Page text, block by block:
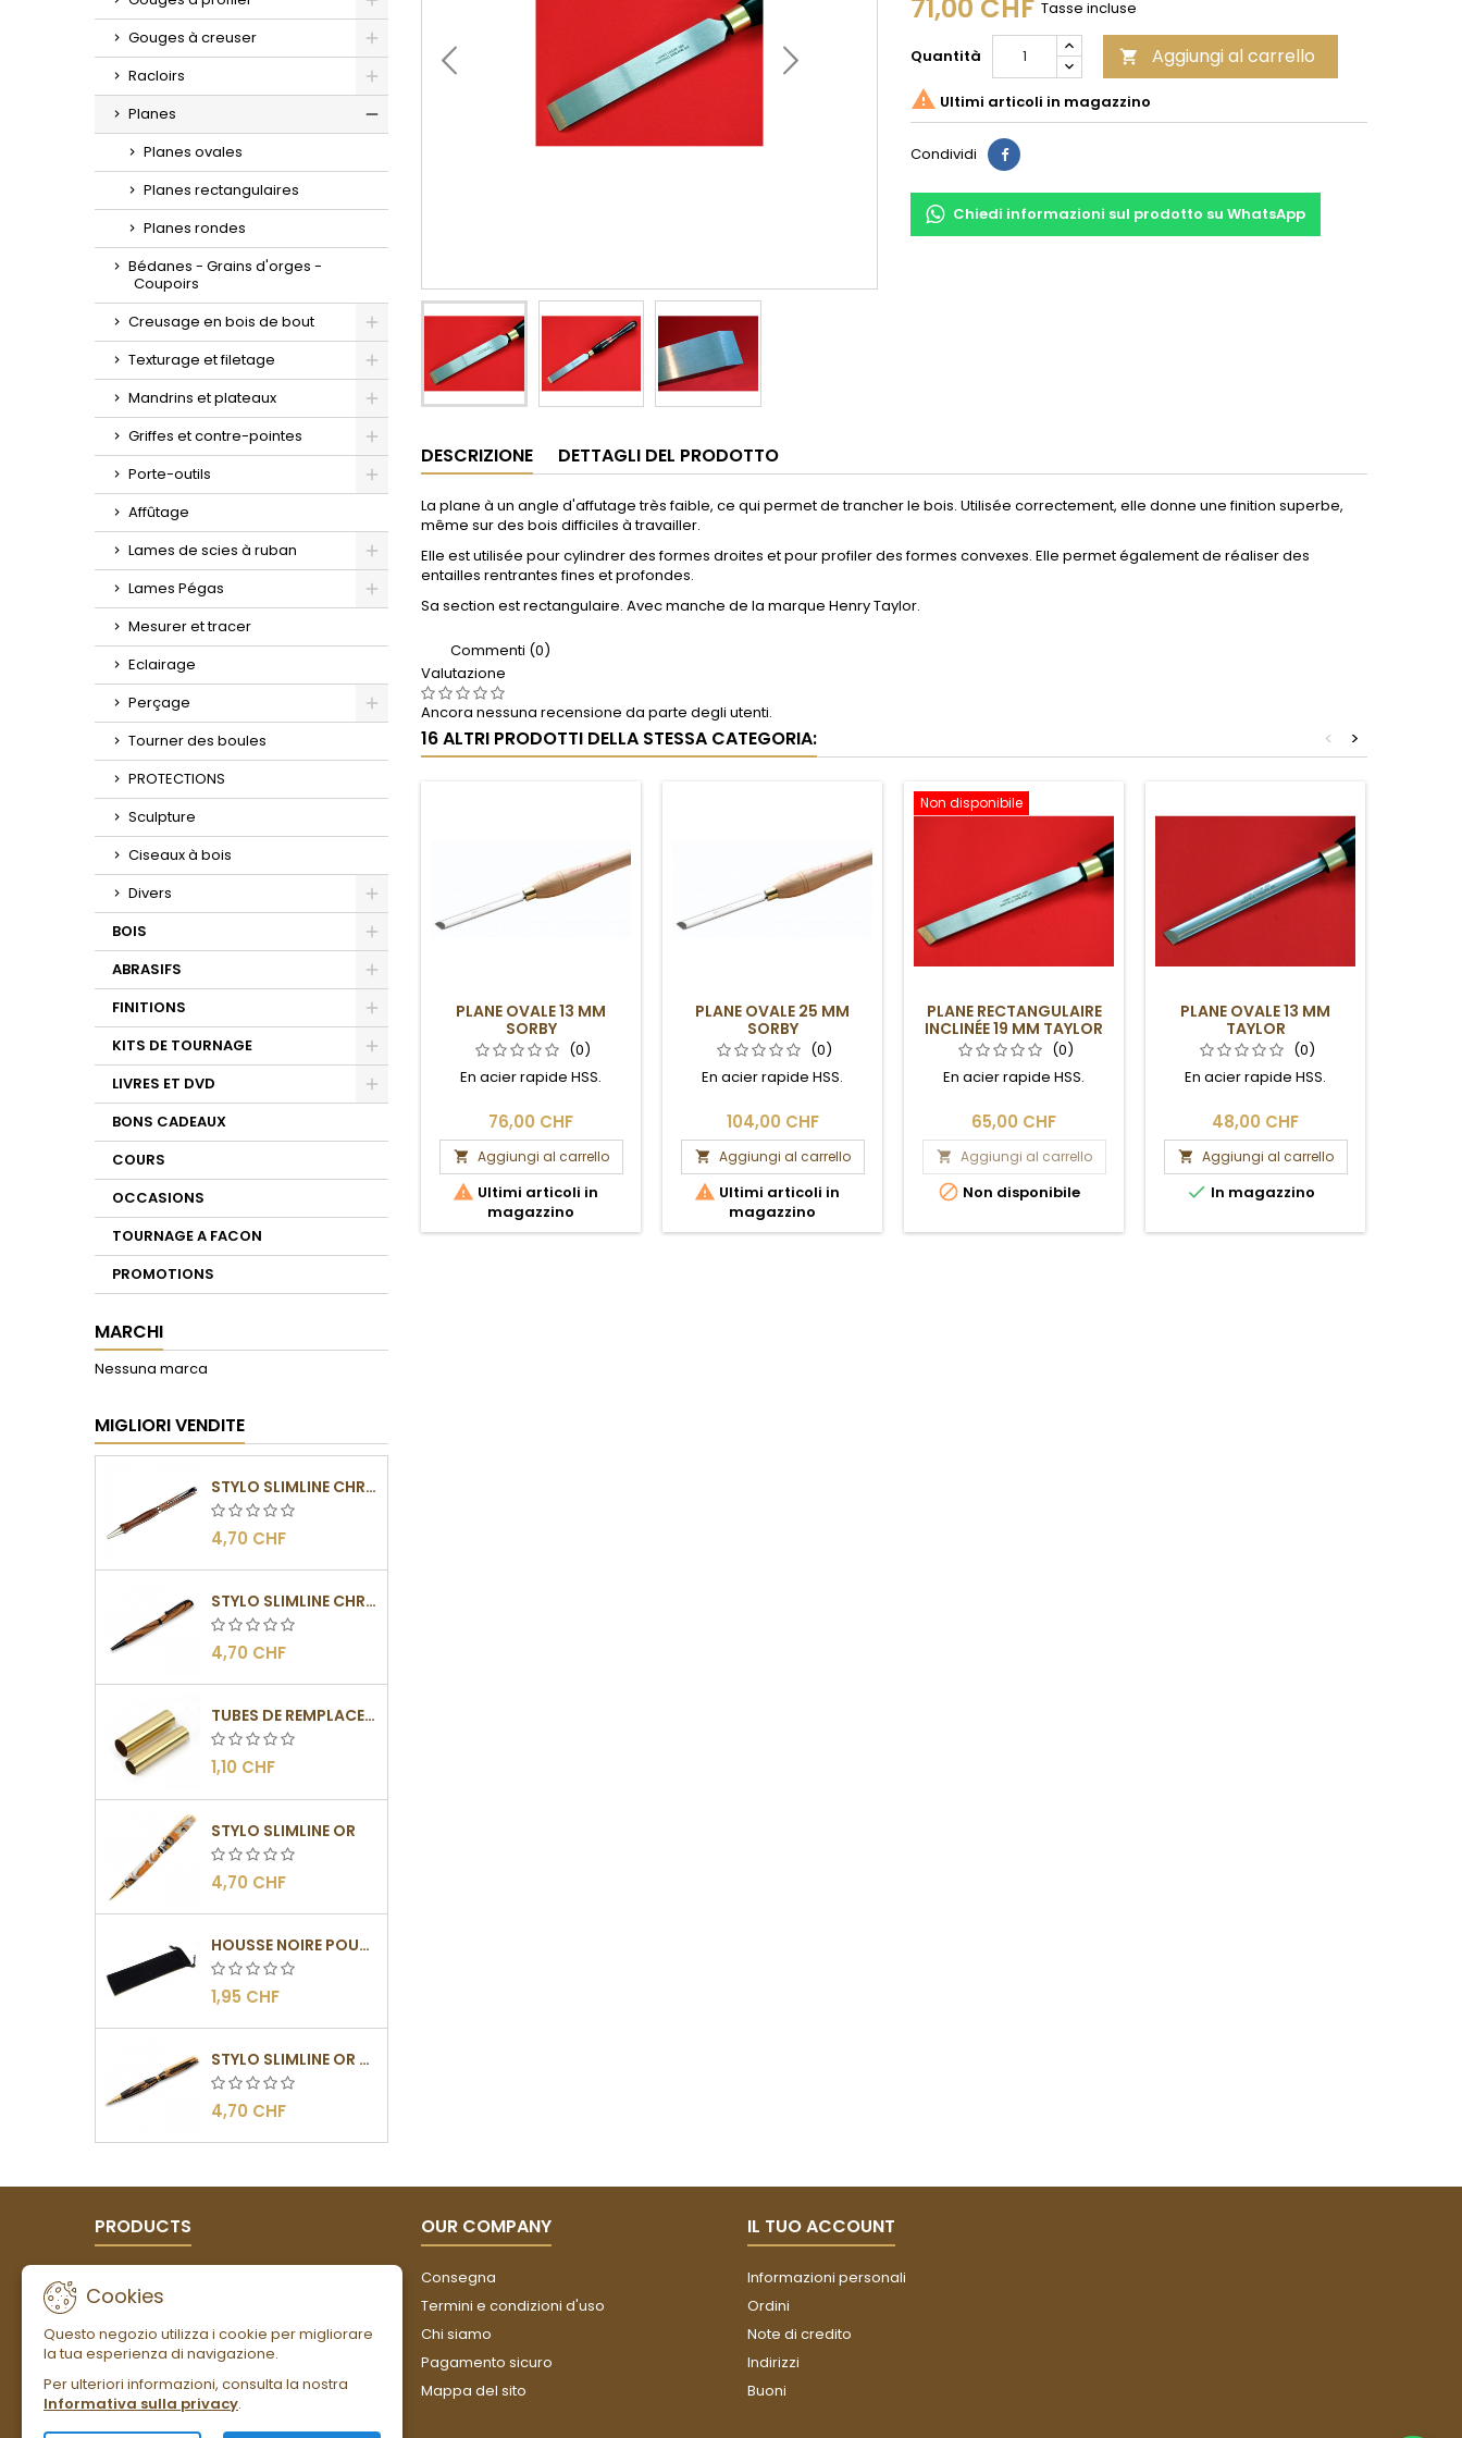
Gouges à creuser
Toggle
Racloirs
Planes
Planes ovales
Planes rectangulaires
Planes rondes
Bédanes - Grains d'orges -
Coupoirs
Creusage en bois de bout
Toggle
Texturage et filetage
Toggle
Mandrins et plateaux
Griffes et contre-pointes
Toggle
Porte-outils
Toggle
Affûtage
Lames de scies à ruban
Toggle
Lames Pégas
Toggle
Mesurer et tracer
Eclairage
Perçage
Toggle
Tourner des boules
PROTECTIONS
Sculpture
Ciseaux à bois
Divers
Toggle
BOIS
ABRASIFS
FINITIONS
KITS DE TOURNAGE
Toggle
LIVRES ET DVD
BONS CADEAUX
COURS
OCCASIONS
TOURNAGE A FACON
PROMOTIONS
MARCHI
Nessuna marca
MIGLIORI VENDITE
STYLO SLIMLINE CHROMÉ
4,70 CHF
STYLO SLIMLINE CHROMÉ NOIR
4,70 CHF
TUBES DE REMPLACEMENT POUR MÉCANISMES SLIMLINE
1,10 CHF
STYLO SLIMLINE OR
4,70 CHF
HOUSSE NOIRE POUR STYLOS
1,95 CHF
STYLO SLIMLINE OR - BARRETTE PLATE
4,70 CHF
71,00 CHF Tasse incluse
Quantità  Aggiungi al carrello
 Ultimi articoli in magazzino
Condividi Condividi
Chiedi informazioni sul prodotto su WhatsApp
DESCRIZIONE DETTAGLI DEL PRODOTTO
La plane à un angle d'affutage très faible, ce qui permet de trancher le bois. Utilisée correctement, elle donne une finition superbe,
même sur des bois difficiles à travailler.
Elle est utilisée pour cylindrer des formes droites et pour profiler des formes convexes. Elle permet également de réaliser des
entailles rentrantes fines et profondes.
Sa section est rectangulaire. Avec manche de la marque Henry Taylor.
Commenti (0)
Valutazione
Ancora nessuna recensione da parte degli utenti.
16 ALTRI PRODOTTI DELLA STESSA CATEGORIA: >
<
PLANE OVALE 13 MM
SORBY
(0)
En acier rapide HSS.
76,00 CHF
 Aggiungi al carrello
 Ultimi articoli in
magazzino
PLANE OVALE 25 MM
SORBY
(0)
En acier rapide HSS.
104,00 CHF
 Aggiungi al carrello
 Ultimi articoli in
magazzino
Non disponibile
PLANE RECTANGULAIRE
INCLINÉE 19 MM TAYLOR
(0)
En acier rapide HSS.
65,00 CHF
 Aggiungi al carrello
 Non disponibile
PLANE OVALE 13 MM
TAYLOR
(0)
En acier rapide HSS.
48,00 CHF
 Aggiungi al carrello
 In magazzino
PRODUCTS
Nuovi prodotti
Più venduti
OUR COMPANY
Consegna
Termini e condizioni d'uso
Chi siamo
Pagamento sicuro
Mappa del sito
IL TUO ACCOUNT
Informazioni personali
Ordini
Note di credito
Indirizzi
Buoni
Cookies
Questo negozio utilizza i cookie per migliorare
la tua esperienza di navigazione.
Per ulteriori informazioni, consulta la nostra
Informativa sulla privacy.